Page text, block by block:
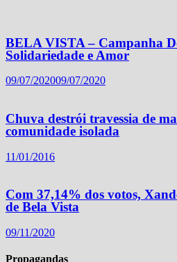
BELA VISTA – Campanha
Solidariedade e Amor
09/07/202009/07/2020
Chuva destrói travessia de
comunidade isolada
11/01/2016
Com 37,14% dos votos,
de Bela Vista
09/11/2020
Propagandas